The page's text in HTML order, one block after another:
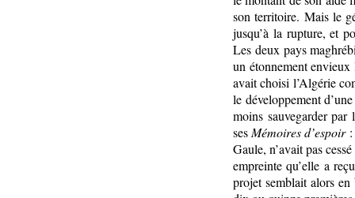
son territoire. Mais le
jusqu’à la rupture, et
Les deux pays
un étonnement
avait choisi l’Algérie
le développement
moins sauvegarder par
ses Mémoires d’espoir:
Gaule, n’avait pas
empreinte qu’elle a
projet semblait alors